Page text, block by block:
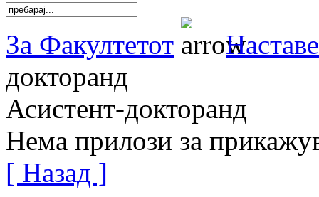
За Факултетот
докторанд
Асистент-докторанд
Нема прилози за
[ Назад ]